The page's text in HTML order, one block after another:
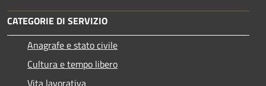
CATEGORIE DI SERVIZIO
Anagrafe e stato civile
Cultura e tempo libero